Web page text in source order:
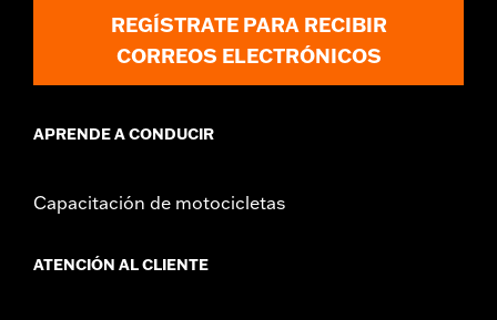
REGÍSTRATE PARA RECIBIR
CORREOS ELECTRÓNICOS
APRENDE A CONDUCIR
Capacitación de motocicletas
ATENCIÓN AL CLIENTE